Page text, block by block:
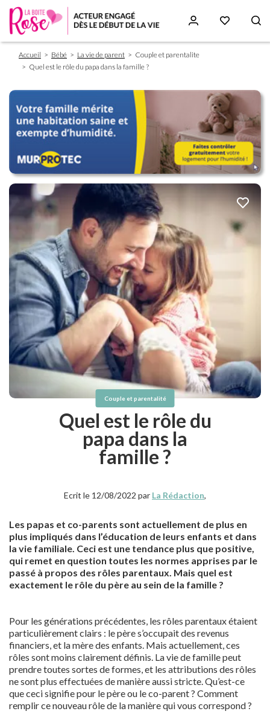
Fil
d'Ariane
Accueil Bébé La vie de parent
Couple et parentalite
Quel est le rôle du papa dans la famille ?
Couple et parentalité
Quel est le rôle du
papa dans la
famille ?
Ecrit le 12/08/2022 par La Rédaction,
Les papas et co-parents sont actuellement de plus en
plus impliqués dans l’éducation de leurs enfants et dans
la vie familiale. Ceci est une tendance plus que positive,
qui remet en question toutes les normes apprises par le
passé à propos des rôles parentaux. Mais quel est
exactement le rôle du père au sein de la famille ?
Pour les générations précédentes, les rôles parentaux étaient
particulièrement clairs : le père s’occupait des revenus
financiers, et la mère des enfants. Mais actuellement, ces
rôles sont moins clairement définis. La vie de famille peut
prendre toutes sortes de formes, et les attributions des rôles
ne sont plus effectuées de manière aussi stricte. Qu’est-ce
que ceci signifie pour le père ou le co-parent ? Comment
remplir ce nouveau rôle de la manière qui vous correspond ?